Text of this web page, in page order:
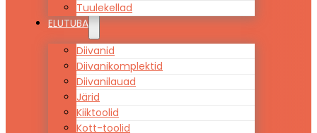
Tuulekellad
ELUTUBA
Diivanid
Diivanikomplektid
Diivanilauad
Järid
Kiiktoolid
Kott-toolid